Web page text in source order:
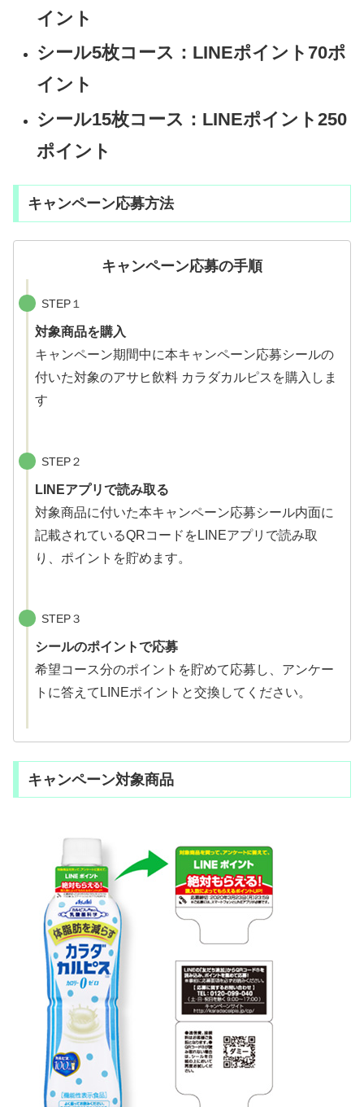
イント
シール5枚コース：LINEポイント70ポ
イント
シール15枚コース：LINEポイント250
ポイント
キャンペーン応募方法
キャンペーン応募の手順
STEP１
対象商品を購入
キャンペーン期間中に本キャンペーン応募シールの
付いた対象のアサヒ飲料 カラダカルピスを購入しま
す
STEP２
LINEアプリで読み取る
対象商品に付いた本キャンペーン応募シール内面に
記載されているQRコードをLINEアプリで読み取
り、ポイントを貯めます。
STEP３
シールのポイントで応募
希望コース分のポイントを貯めて応募し、アンケー
トに答えてLINEポイントと交換してください。
キャンペーン対象商品